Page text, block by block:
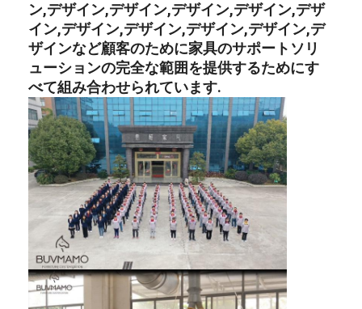
ン,デザイン,デザイン,デザイン,デザイン,デザ
イン,デザイン,デザイン,デザイン,デザイン,デ
ザインなど顧客のために家具のサポートソリ
ューションの完全な範囲を提供するためにす
べて組み合わせられています.